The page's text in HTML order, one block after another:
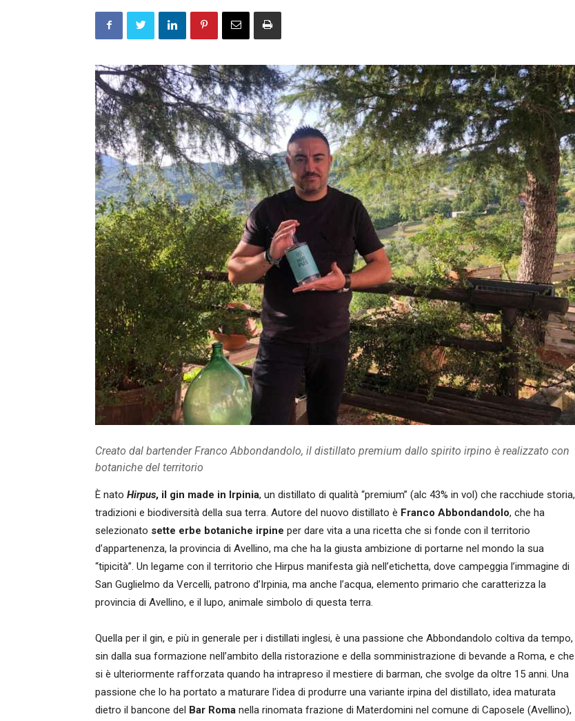
Creato dal bartender Franco Abbondandolo, il distillato premium dallo spirito irpino è realizzato con
botaniche del territorio
È nato Hirpus, il gin made in Irpinia, un distillato di qualità “premium” (alc 43% in vol) che racchiude storia,
tradizioni e biodiversità della sua terra. Autore del nuovo distillato è Franco Abbondandolo, che ha
selezionato sette erbe botaniche irpine per dare vita a una ricetta che si fonde con il territorio
d’appartenenza, la provincia di Avellino, ma che ha la giusta ambizione di portarne nel mondo la sua
“tipicità”. Un legame con il territorio che Hirpus manifesta già nell’etichetta, dove campeggia l’immagine di
San Guglielmo da Vercelli, patrono d’Irpinia, ma anche l’acqua, elemento primario che caratterizza la
provincia di Avellino, e il lupo, animale simbolo di questa terra.
Quella per il gin, e più in generale per i distillati inglesi, è una passione che Abbondandolo coltiva da tempo,
sin dalla sua formazione nell’ambito della ristorazione e della somministrazione di bevande a Roma, e che
si è ulteriormente rafforzata quando ha intrapreso il mestiere di barman, che svolge da oltre 15 anni. Una
passione che lo ha portato a maturare l’idea di produrre una variante irpina del distillato, idea maturata
dietro il bancone del Bar Roma nella rinomata frazione di Materdomini nel comune di Caposele (Avellino),